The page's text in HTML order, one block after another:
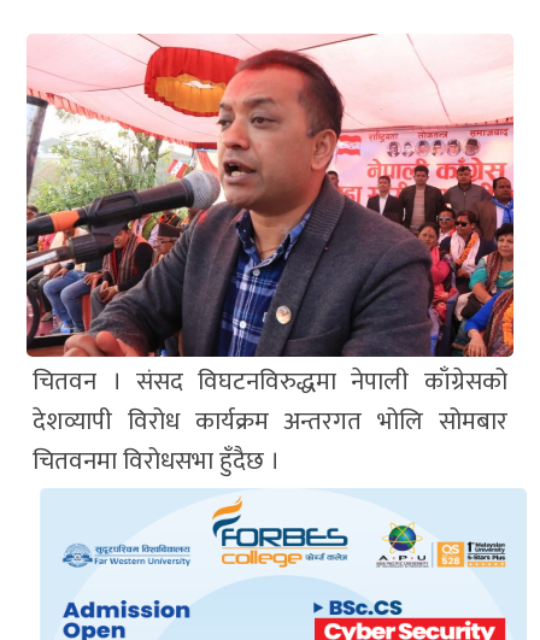
युनिकोड
चितवन । संसद विघटनविरुद्धमा नेपाली काँग्रेसको
देशव्यापी विरोध कार्यक्रम अन्तरगत भोलि सोमबार
चितवनमा विरोधसभा हुँदैछ ।